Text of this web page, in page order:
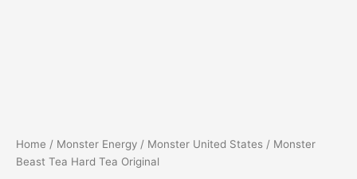
Home / Monster Energy / Monster United States / Monster
Beast Tea Hard Tea Original